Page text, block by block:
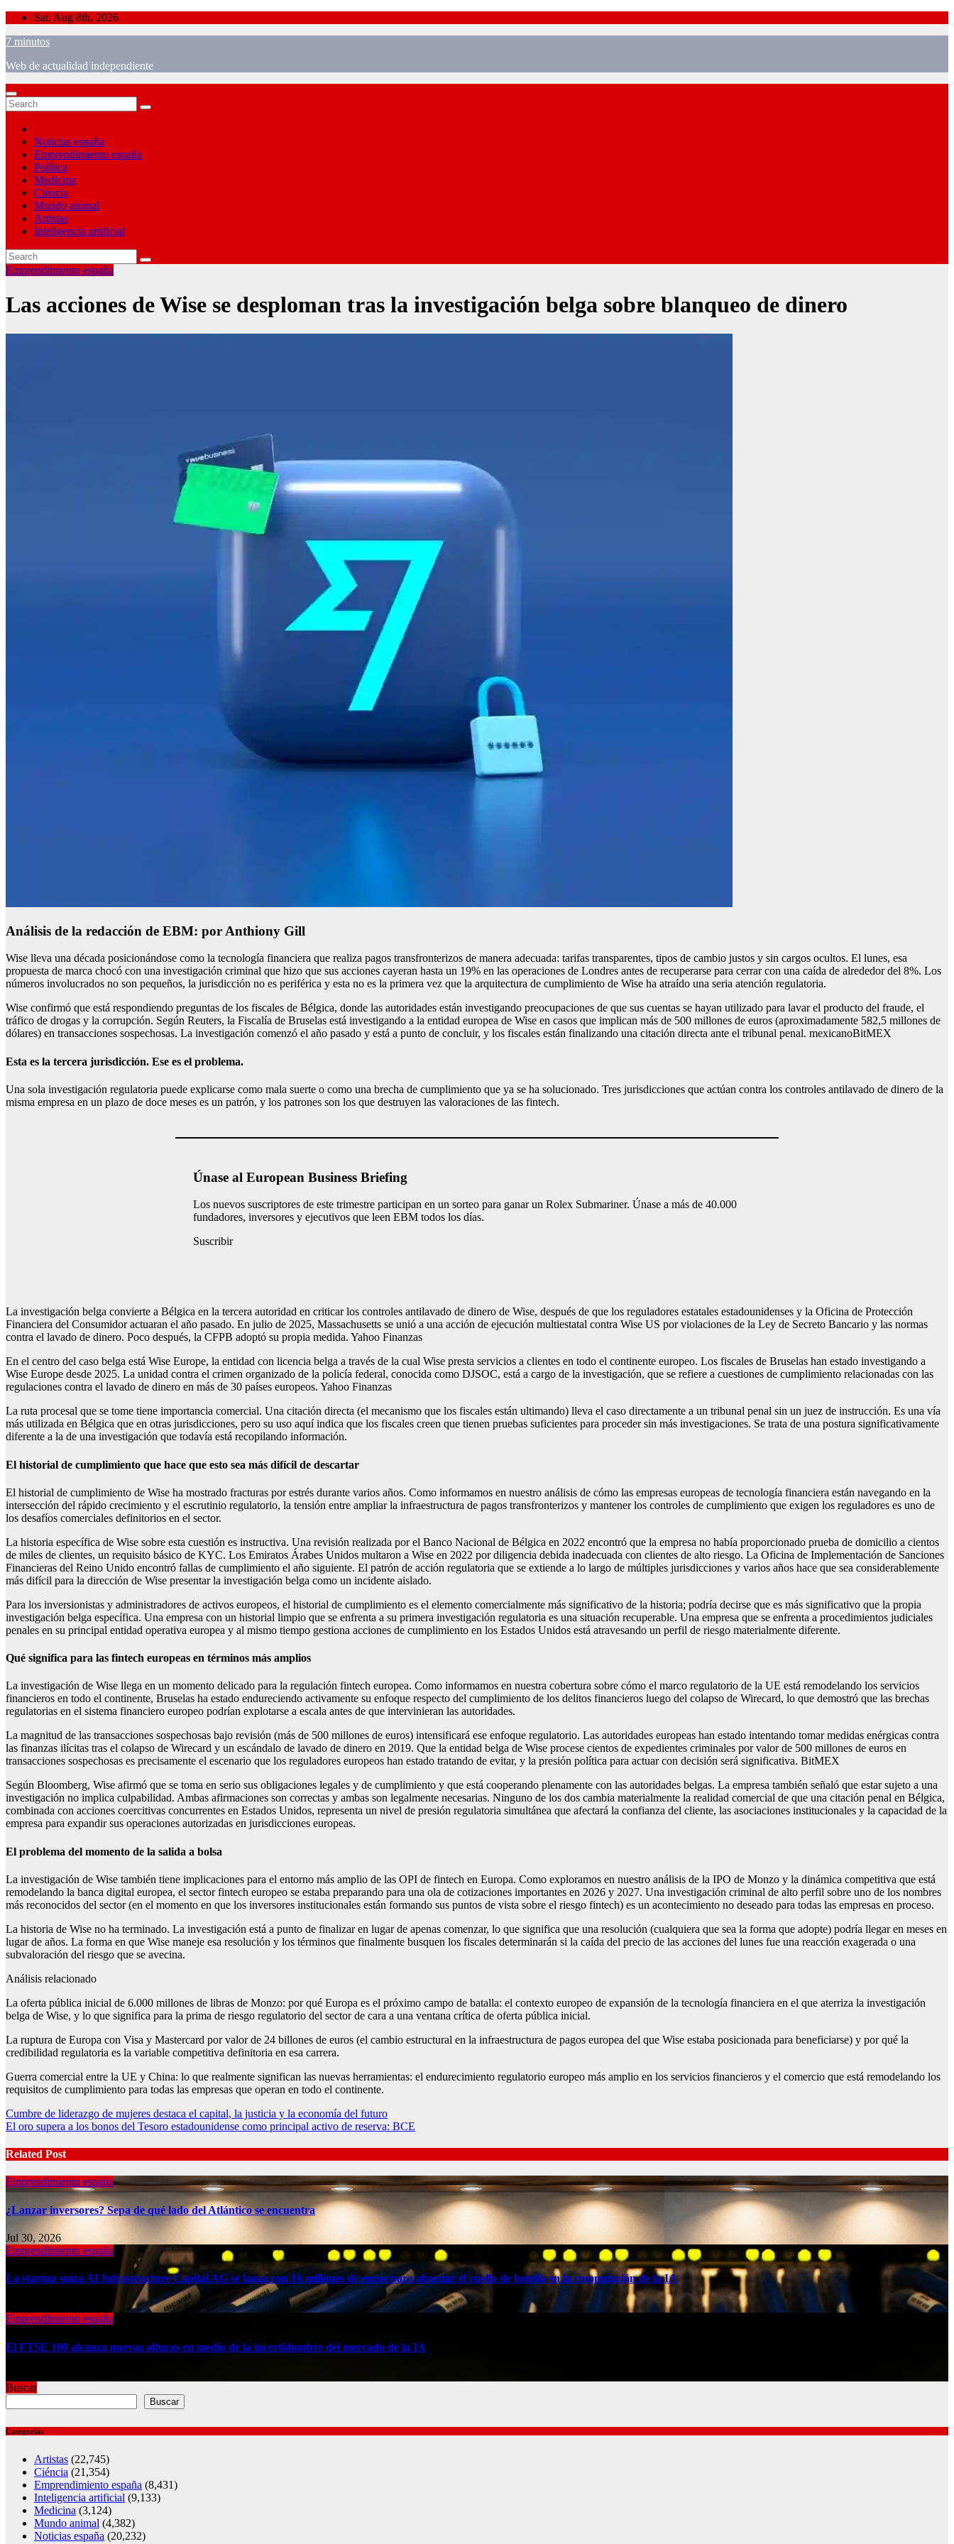
Skip
content
Sat. Aug 8th, 2026
7 minutos
Web de actualidad independiente
Noticias españa
Emprendimiento españa
Política
Medicina
Ciéncia
Mundo animal
Artistas
Inteligencia artificial
Emprendimiento españa
Las acciones de Wise se desploman tras la investigación belga sobre blanqueo de dinero
Análisis de la redacción de EBM: por Anthiony Gill
Wise lleva una década posicionándose como la tecnología financiera que realiza pagos transfronterizos de manera adecuada: tarifas transparentes, tipos de cambio justos y sin cargos ocultos. El lunes, esa
propuesta de marca chocó con una investigación criminal que hizo que sus acciones cayeran hasta un 19% en las operaciones de Londres antes de recuperarse para cerrar con una caída de alrededor del 8%. Los
números involucrados no son pequeños, la jurisdicción no es periférica y esta no es la primera vez que la arquitectura de cumplimiento de Wise ha atraído una seria atención regulatoria.
Wise confirmó que está respondiendo preguntas de los fiscales de Bélgica, donde las autoridades están investigando preocupaciones de que sus cuentas se hayan utilizado para lavar el producto del fraude, el
tráfico de drogas y la corrupción. Según Reuters, la Fiscalía de Bruselas está investigando a la entidad europea de Wise en casos que implican más de 500 millones de euros (aproximadamente 582,5 millones de
dólares) en transacciones sospechosas. La investigación comenzó el año pasado y está a punto de concluir, y los fiscales están finalizando una citación directa ante el tribunal penal. mexicanoBitMEX
Esta es la tercera jurisdicción. Ese es el problema.
Una sola investigación regulatoria puede explicarse como mala suerte o como una brecha de cumplimiento que ya se ha solucionado. Tres jurisdicciones que actúan contra los controles antilavado de dinero de la
misma empresa en un plazo de doce meses es un patrón, y los patrones son los que destruyen las valoraciones de las fintech.
Únase al European Business Briefing
Los nuevos suscriptores de este trimestre participan en un sorteo para ganar un Rolex Submariner. Únase a más de 40.000
fundadores, inversores y ejecutivos que leen EBM todos los días.
Suscribir
La investigación belga convierte a Bélgica en la tercera autoridad en criticar los controles antilavado de dinero de Wise, después de que los reguladores estatales estadounidenses y la Oficina de Protección
Financiera del Consumidor actuaran el año pasado. En julio de 2025, Massachusetts se unió a una acción de ejecución multiestatal contra Wise US por violaciones de la Ley de Secreto Bancario y las normas
contra el lavado de dinero. Poco después, la CFPB adoptó su propia medida. Yahoo Finanzas
En el centro del caso belga está Wise Europe, la entidad con licencia belga a través de la cual Wise presta servicios a clientes en todo el continente europeo. Los fiscales de Bruselas han estado investigando a
Wise Europe desde 2025. La unidad contra el crimen organizado de la policía federal, conocida como DJSOC, está a cargo de la investigación, que se refiere a cuestiones de cumplimiento relacionadas con las
regulaciones contra el lavado de dinero en más de 30 países europeos. Yahoo Finanzas
La ruta procesal que se tome tiene importancia comercial. Una citación directa (el mecanismo que los fiscales están ultimando) lleva el caso directamente a un tribunal penal sin un juez de instrucción. Es una vía
más utilizada en Bélgica que en otras jurisdicciones, pero su uso aquí indica que los fiscales creen que tienen pruebas suficientes para proceder sin más investigaciones. Se trata de una postura significativamente
diferente a la de una investigación que todavía está recopilando información.
El historial de cumplimiento que hace que esto sea más difícil de descartar
El historial de cumplimiento de Wise ha mostrado fracturas por estrés durante varios años. Como informamos en nuestro análisis de cómo las empresas europeas de tecnología financiera están navegando en la
intersección del rápido crecimiento y el escrutinio regulatorio, la tensión entre ampliar la infraestructura de pagos transfronterizos y mantener los controles de cumplimiento que exigen los reguladores es uno de
los desafíos comerciales definitorios en el sector.
La historia específica de Wise sobre esta cuestión es instructiva. Una revisión realizada por el Banco Nacional de Bélgica en 2022 encontró que la empresa no había proporcionado prueba de domicilio a cientos
de miles de clientes, un requisito básico de KYC. Los Emiratos Árabes Unidos multaron a Wise en 2022 por diligencia debida inadecuada con clientes de alto riesgo. La Oficina de Implementación de Sanciones
Financieras del Reino Unido encontró fallas de cumplimiento el año siguiente. El patrón de acción regulatoria que se extiende a lo largo de múltiples jurisdicciones y varios años hace que sea considerablemente
más difícil para la dirección de Wise presentar la investigación belga como un incidente aislado.
Para los inversionistas y administradores de activos europeos, el historial de cumplimiento es el elemento comercialmente más significativo de la historia; podría decirse que es más significativo que la propia
investigación belga específica. Una empresa con un historial limpio que se enfrenta a su primera investigación regulatoria es una situación recuperable. Una empresa que se enfrenta a procedimientos judiciales
penales en su principal entidad operativa europea y al mismo tiempo gestiona acciones de cumplimiento en los Estados Unidos está atravesando un perfil de riesgo materialmente diferente.
Qué significa para las fintech europeas en términos más amplios
La investigación de Wise llega en un momento delicado para la regulación fintech europea. Como informamos en nuestra cobertura sobre cómo el marco regulatorio de la UE está remodelando los servicios
financieros en todo el continente, Bruselas ha estado endureciendo activamente su enfoque respecto del cumplimiento de los delitos financieros luego del colapso de Wirecard, lo que demostró que las brechas
regulatorias en el sistema financiero europeo podrían explotarse a escala antes de que intervinieran las autoridades.
La magnitud de las transacciones sospechosas bajo revisión (más de 500 millones de euros) intensificará ese enfoque regulatorio. Las autoridades europeas han estado intentando tomar medidas enérgicas contra
las finanzas ilícitas tras el colapso de Wirecard y un escándalo de lavado de dinero en 2019. Que la entidad belga de Wise procese cientos de expedientes criminales por valor de 500 millones de euros en
transacciones sospechosas es precisamente el escenario que los reguladores europeos han estado tratando de evitar, y la presión política para actuar con decisión será significativa. BitMEX
Según Bloomberg, Wise afirmó que se toma en serio sus obligaciones legales y de cumplimiento y que está cooperando plenamente con las autoridades belgas. La empresa también señaló que estar sujeto a una
investigación no implica culpabilidad. Ambas afirmaciones son correctas y ambas son legalmente necesarias. Ninguno de los dos cambia materialmente la realidad comercial de que una citación penal en Bélgica,
combinada con acciones coercitivas concurrentes en Estados Unidos, representa un nivel de presión regulatoria simultánea que afectará la confianza del cliente, las asociaciones institucionales y la capacidad de la
empresa para expandir sus operaciones autorizadas en jurisdicciones europeas.
El problema del momento de la salida a bolsa
La investigación de Wise también tiene implicaciones para el entorno más amplio de las OPI de fintech en Europa. Como exploramos en nuestro análisis de la IPO de Monzo y la dinámica competitiva que está
remodelando la banca digital europea, el sector fintech europeo se estaba preparando para una ola de cotizaciones importantes en 2026 y 2027. Una investigación criminal de alto perfil sobre uno de los nombres
más reconocidos del sector (en el momento en que los inversores institucionales están formando sus puntos de vista sobre el riesgo fintech) es un acontecimiento no deseado para todas las empresas en proceso.
La historia de Wise no ha terminado. La investigación está a punto de finalizar en lugar de apenas comenzar, lo que significa que una resolución (cualquiera que sea la forma que adopte) podría llegar en meses en
lugar de años. La forma en que Wise maneje esa resolución y los términos que finalmente busquen los fiscales determinarán si la caída del precio de las acciones del lunes fue una reacción exagerada o una
subvaloración del riesgo que se avecina.
Análisis relacionado
La oferta pública inicial de 6.000 millones de libras de Monzo: por qué Europa es el próximo campo de batalla: el contexto europeo de expansión de la tecnología financiera en el que aterriza la investigación
belga de Wise, y lo que significa para la prima de riesgo regulatorio del sector de cara a una ventana crítica de oferta pública inicial.
La ruptura de Europa con Visa y Mastercard por valor de 24 billones de euros (el cambio estructural en la infraestructura de pagos europea del que Wise estaba posicionada para beneficiarse) y por qué la
credibilidad regulatoria es la variable competitiva definitoria en esa carrera.
Guerra comercial entre la UE y China: lo que realmente significan las nuevas herramientas: el endurecimiento regulatorio europeo más amplio en los servicios financieros y el comercio que está remodelando los
requisitos de cumplimiento para todas las empresas que operan en todo el continente.
Post
navigation
Cumbre de liderazgo de mujeres destaca el capital, la justicia y la economía del futuro
El oro supera a los bonos del Tesoro estadounidense como principal activo de reserva: BCE
Related Post
Emprendimiento españa
¿Lanzar inversores? Sepa de qué lado del Atlántico se encuentra
Jul 30, 2026
Emprendimiento españa
La startup suiza AI Infrastructure Capital AG se lanza con 16 millones de euros para abordar el cuello de botella en la computación de la IA
Emprendimiento españa
El FTSE 100 alcanza nuevas alturas en medio de la incertidumbre del mercado de la IA
Buscar
Buscar
Categorías
Artistas (22,745)
Ciéncia (21,354)
Emprendimiento españa (8,431)
Inteligencia artificial (9,133)
Medicina (3,124)
Mundo animal (4,382)
Noticias españa (20,232)